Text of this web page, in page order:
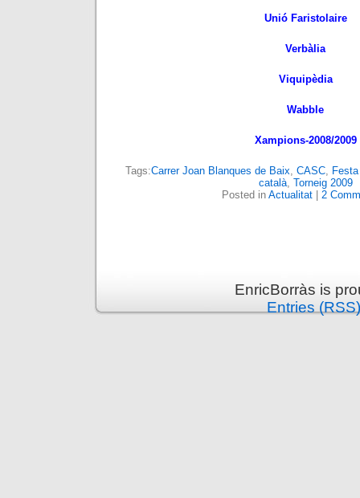
Unió Faristolaire
Verbàlia
Viquipèdia
Wabble
Xampions-2008/2009
Tags:Carrer Joan Blanques de Baix, CASC,
català, Torneig 2009
Posted in Actualitat| 2
EnricBorràs is
Entries (RSS)